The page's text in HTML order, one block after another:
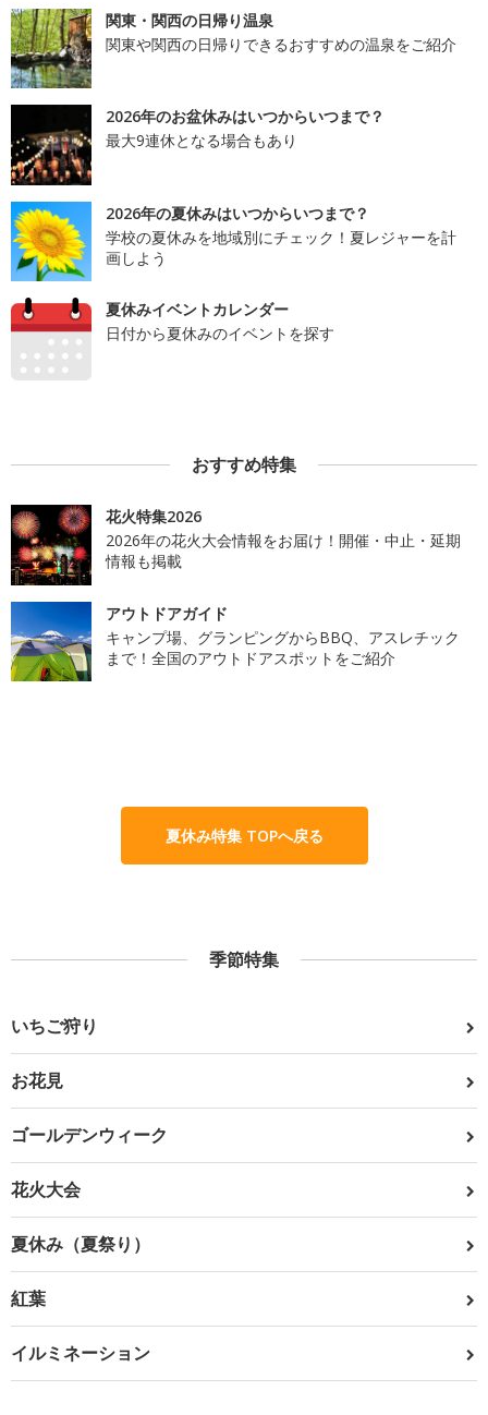
関東・関西の日帰り温泉
関東や関西の日帰りできるおすすめの温泉をご紹介
2026年のお盆休みはいつからいつまで？
最大9連休となる場合もあり
2026年の夏休みはいつからいつまで？
学校の夏休みを地域別にチェック！夏レジャーを計
画しよう
夏休みイベントカレンダー
日付から夏休みのイベントを探す
おすすめ特集
花火特集2026
2026年の花火大会情報をお届け！開催・中止・延期
情報も掲載
アウトドアガイド
キャンプ場、グランピングからBBQ、アスレチック
まで！全国のアウトドアスポットをご紹介
夏休み特集 TOPへ戻る
季節特集
いちご狩り
お花見
ゴールデンウィーク
花火大会
夏休み（夏祭り）
紅葉
イルミネーション